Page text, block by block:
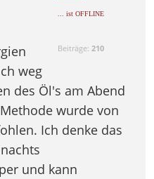
... ist OFFLINE
Beiträge: 210
weg
des Öl's am Abend
wurde von
Ich denke das
und kann